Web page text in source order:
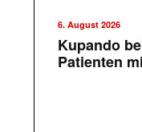
6. August 2026
Kupando
Patienten